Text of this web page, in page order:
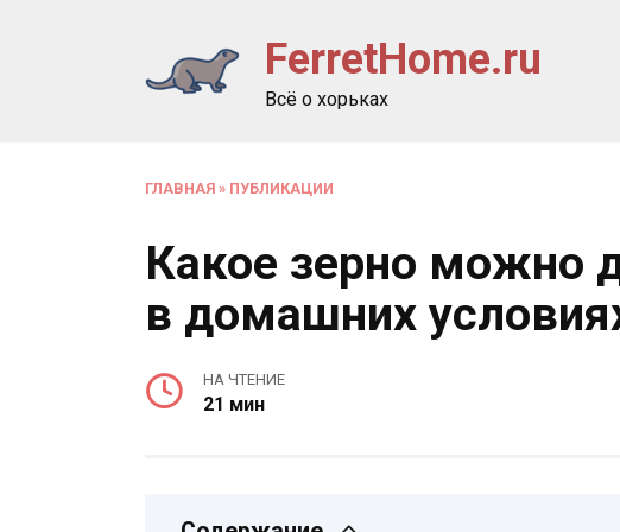
FerretHome.ru
Всё о хорьках
ГЛАВНАЯ » ПУБЛИКАЦИИ
Какое зерно можно
в домашних
НА ЧТЕНИЕ
21 мин